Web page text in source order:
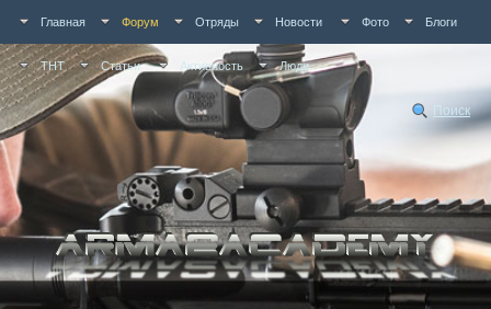
Главная Форум Отряды Новости Фото Блоги
ТНТ Статьи Активность Люди
Поиск